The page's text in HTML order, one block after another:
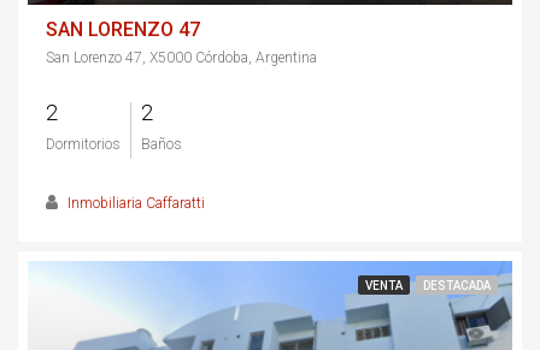
SAN LORENZO 47
San Lorenzo 47, X5000 Córdoba, Argentina
2
Dormitorios
2
Baños
Inmobiliaria Caffaratti
VENTA DESTACADA